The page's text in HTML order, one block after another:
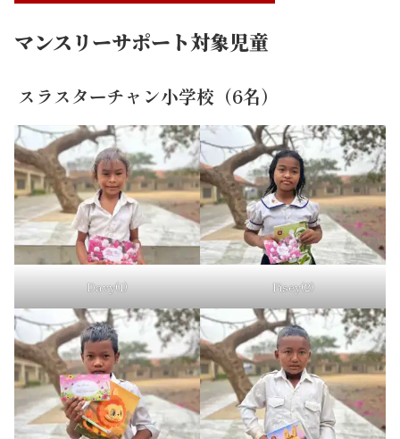
マンスリーサポート対象児童
スラスターチャン小学校（6名）
Davy(1) Pisey(2)